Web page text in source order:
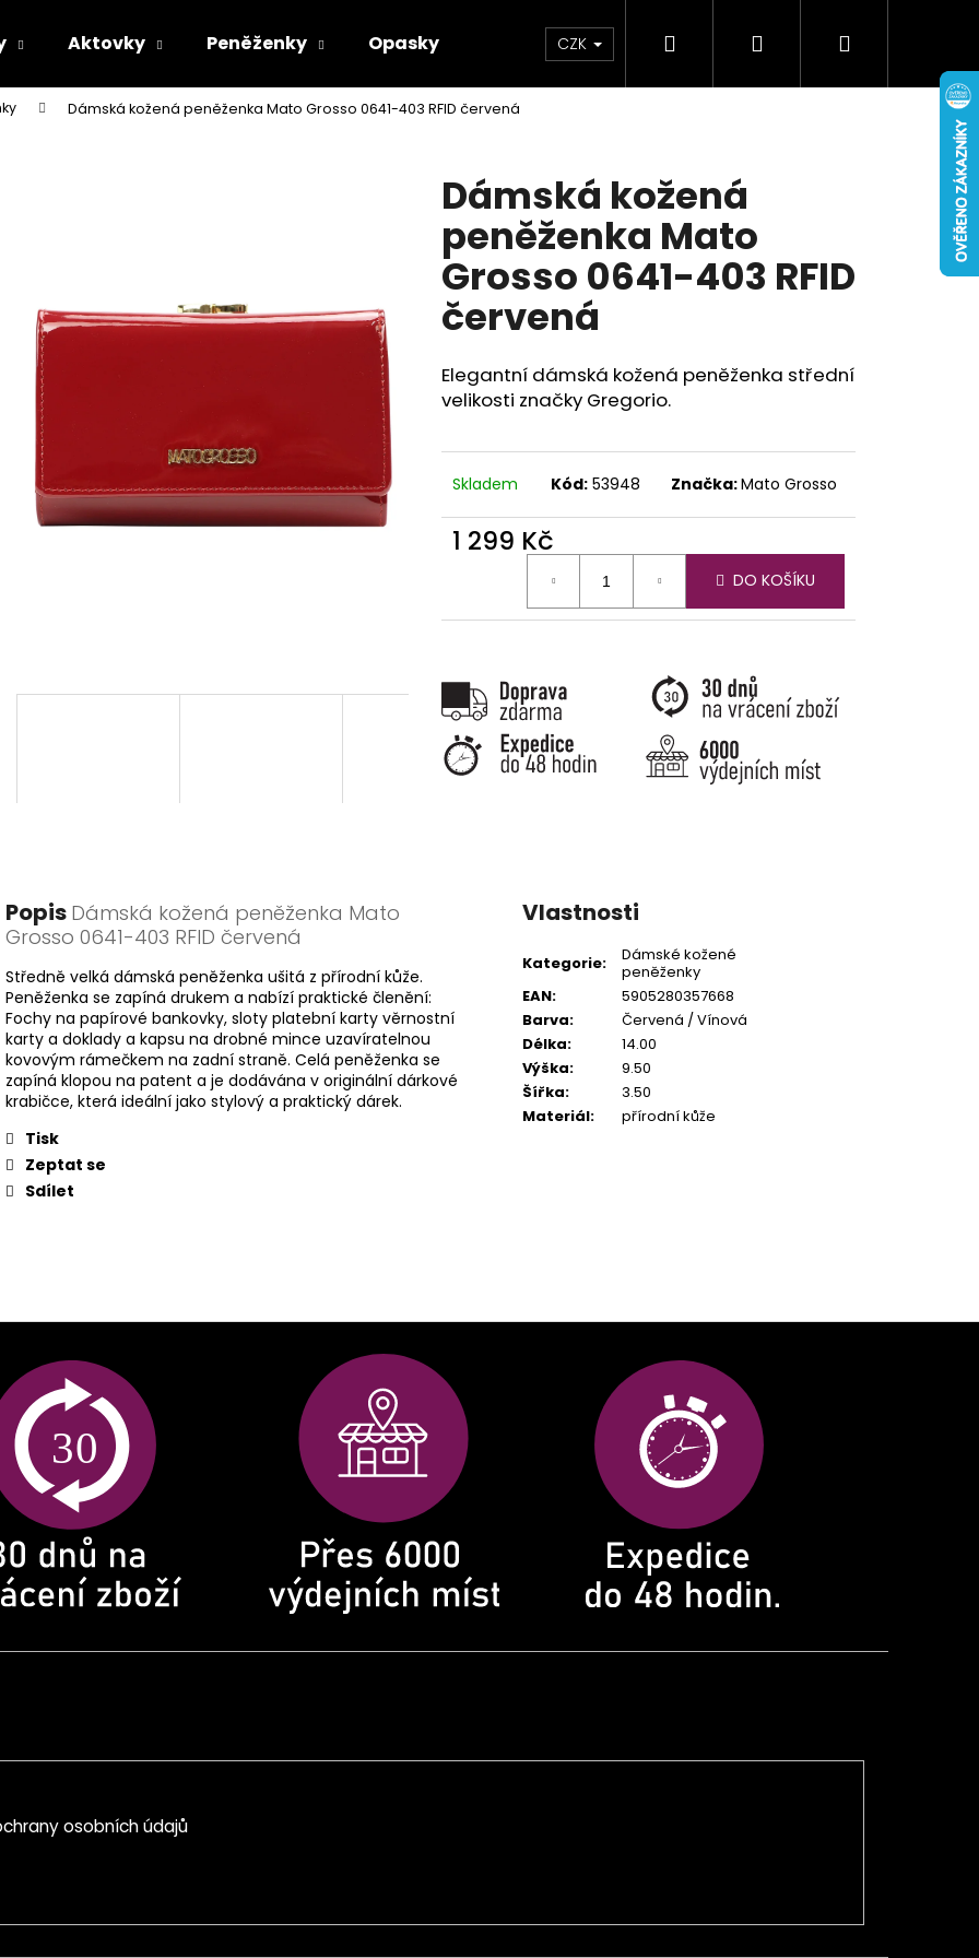
Aktovky Peněženky Opasky Doplňky Novinky
CZK Hledat PřihlášeníNákupní
Dámská kožená peněženka Mato Grosso 0641-403 RFID červená
Dámská kožená
peněženka Mato
Grosso 0641-403 RFID
červená
Elegantní dámská kožená peněženka střední
velikosti značky Gregorio.
Skladem Kód: 53948 Značka:Mato Grosso
1 299 Kč
DO KOŠÍKU
Popis Dámská kožená peněženka Mato
Grosso 0641-403 RFID červená
Středně velká dámská peněženka ušitá z přírodní kůže.
Peněženka se zapíná drukem a nabízí praktické členění:
Fochy na papírové bankovky, sloty platební karty věrnostní
karty a doklady a kapsu na drobné mince uzavíratelnou
kovovým rámečkem na zadní straně. Celá peněženka se
zapíná klopou na patent a je dodávána v originální dárkové
krabičce, která ideální jako stylový a praktický dárek.
Tisk
Zeptat se
Sdílet
Vlastnosti
Kategorie:
Dámské kožené
peněženky
EAN:
5905280357668
Barva:
Červená / Vínová
Délka:
14.00
Výška:
9.50
Šířka:
3.50
Materiál: přírodní kůže
Co potřebujete najít?
Doporučujeme
osobních údajů